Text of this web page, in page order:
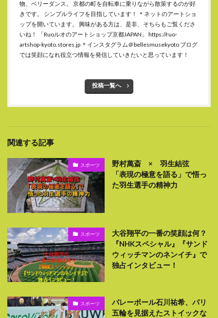
物、ベリーダンス。 京都の町を自転車に乗りながら散策するのが好
きです。 シンプルライフを目指しています！ ＊ネットのアートショ
ップを開いています。 興味がある方は、是非、そちらもご覧くださ
いね！ 「Ruoルオのアートショップ京都JAPAN」 https://ruo-
artshop-kyoto.stores.jp ＊インスタグラム＠bellesmusekyoto ブログ
では笑顔になれ役立つ情報を発信していきたいと思っています！
投稿一覧へ
関連する記事
スポーツ
野村萬斎 × 羽生結弦
「表現の極意を語る」で悟っ
た羽生選手の精神力
スポーツ
大谷翔平の一番の笑顔は何？
『NHKスペシャル』『サンド
ウィッチマンのネンイチ』で
独占インタビュー！
スポーツ
バレーボール石川祐希、パリ
五輪を見据えたストイックな